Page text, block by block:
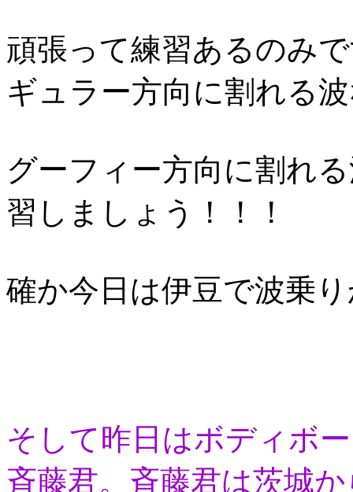
頑張って練習あるのみ
ギュラー方向に割れる
グーフィー方向に割れ
習しましょう！！！
確か今日は伊豆で波乗
そして昨日はボディボ
斉藤君。斉藤君は茨城